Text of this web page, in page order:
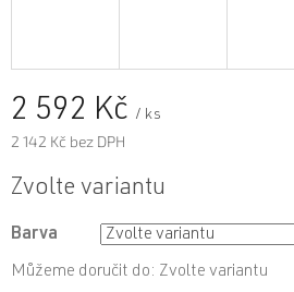
2 592 Kč / ks
2 142 Kč bez DPH
Měrná
Zvolte variantu
Barva
Můžeme doručit do: Zvolte variantu